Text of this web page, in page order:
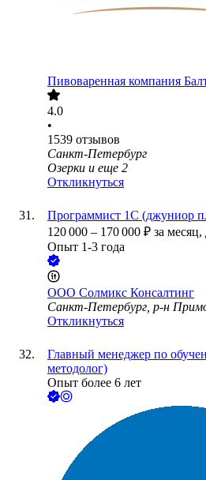
Пивоваренная компания
4.0
•
1539 отзывов
Санкт-Петербург
Озерки и еще 2
Откликнуться
Программист 1С (джуниор
120 000 – 170 000 ₽ за месяц,
Опыт 1-3 года
ООО Солмикс Консалтинг
Санкт-Петербург, р-н
Откликнуться
Главный менеджер по
методолог)
Опыт более 6 лет